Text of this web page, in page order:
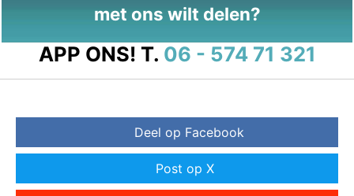
met ons wilt delen?
APP ONS! T. 06 - 574 71 321
Deel op Facebook
Post op X